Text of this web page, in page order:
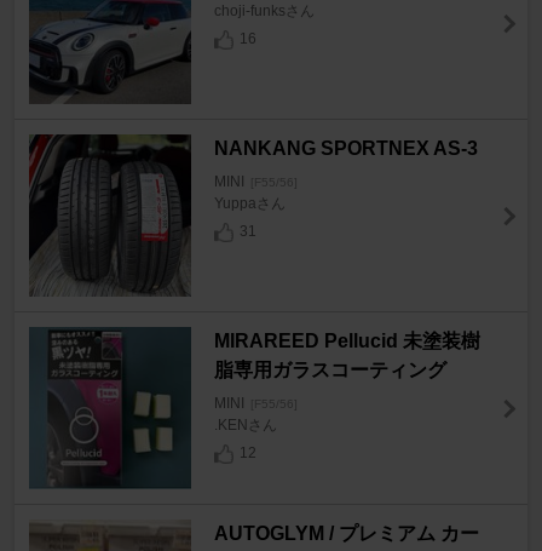
choji-funksさん
16
NANKANG SPORTNEX AS-3
MINI [F55/56]
Yuppaさん
31
MIRAREED Pellucid 未塗装樹
脂専用ガラスコーティング
MINI [F55/56]
.KENさん
12
AUTOGLYM / プレミアム カー